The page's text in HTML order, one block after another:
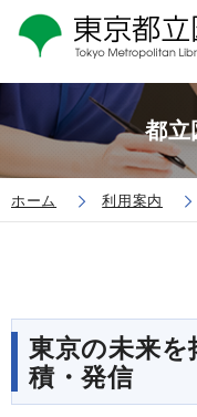
都立
ホーム 利用案内
東京の未来
積・発信